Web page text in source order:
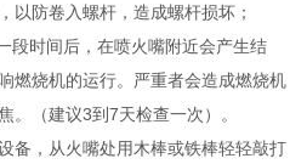
以防卷入螺杆，造成螺杆损坏；
段时间后，在喷火嘴附近会产生结
燃烧机的运行。严重者会造成燃烧机
。（建议3到7天检查一次）。
备，从火嘴处用木棒或铁棒轻轻敲打